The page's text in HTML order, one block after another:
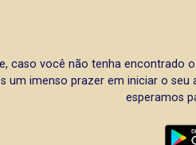
caso você não tenha encontrado
um imenso prazer em iniciar o
esperamos